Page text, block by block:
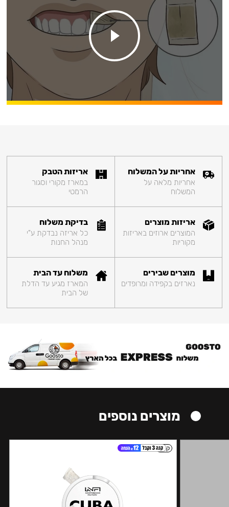
אחריות על המשלוח
אחריות מלאה על
המשלוח
אריזות הטבק
במארז מקורי וסגור
הרמטי
אריזות מוצרים
המוצרים ארוזים באריזות
מקוריות
בדיקת משלוח
כל אריזה נבדקת ע"י
מנהל החנות
מוצרים שבירים
נארזים בקפידה ומרופדים
משלוח עד הבית
המארז מגיע עד הדלת
של הבית
מוצרים נוספים
קל